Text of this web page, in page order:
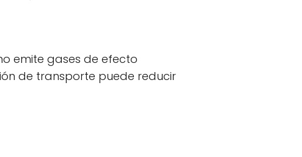
emite gases de efecto
de transporte puede reducir